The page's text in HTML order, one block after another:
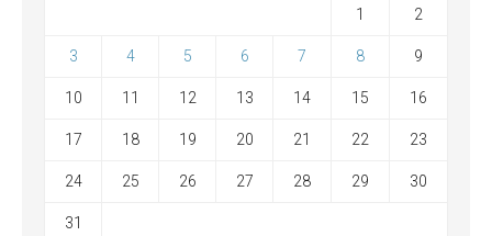
1 2
3 4 5 6 7 8 9
10 11 12 13 14 15 16
17 18 19 20 21 22 23
24 25 26 27 28 29 30
31